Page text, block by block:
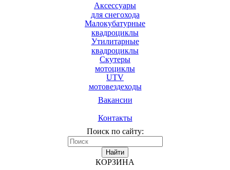
Аксессуары
для снегохода
Малокубатурные
квадроциклы
Утилитарные
квадроциклы
Скутеры
мотоциклы
UTV
мотовездеходы
Вакансии
Контакты
Поиск по сайту:
Найти
КОРЗИНА